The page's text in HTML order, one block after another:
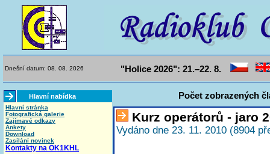
Dnešní datum: 08. 08. 2026 "Holice 2026": 21.–22. 8.
Hlavní nabídka
Hlavní stránka
Fotografická galerie
Zajímavé odkazy
Ankety
Download
Zasílání novinek
Kontakty na OK1KHL
Počet zobrazených
Kurz operátorů - jaro
Vydáno dne 23. 11. 2010 (8904